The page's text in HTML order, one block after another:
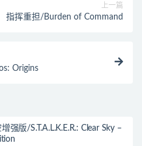
上一篇
指挥重担/Burden of Command
Origins
强版/S.T.A.L.K.E.R.: Clear Sky –